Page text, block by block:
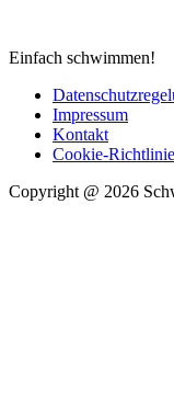
Einfach schwimmen!
Impressum
Kontakt
Cookie-
Copyright @ 2026